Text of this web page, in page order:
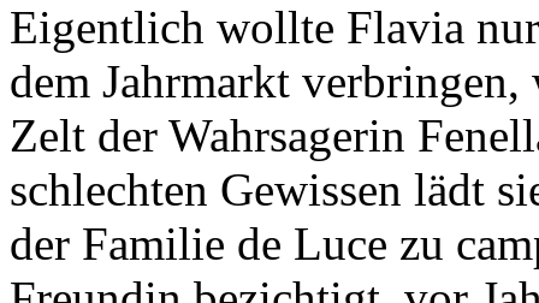
Eigentlich wollte Flavia
dem Jahrmarkt verbringen,
Zelt der Wahrsagerin
schlechten Gewissen lädt
der Familie de Luce zu